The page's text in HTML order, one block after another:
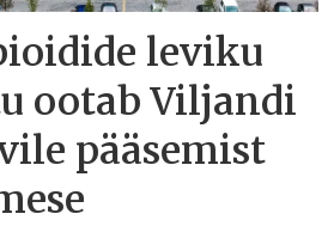
leviku
ootab Viljandi
pääsemist